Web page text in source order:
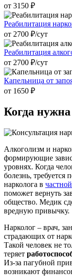
от 3150 ₽
Реабилитация
от 2700 ₽/cут
Реабилитация
от 2700 ₽/cут
Капельница от
от 1650 ₽
Когда нужна
Алкоголизм и
формирующие
уровнях. Когда
болезнь, требуется
нарколога в
поможет вернуть
общество. Медик
вредную привычку.
Нарколог – врач,
страдающих от
Такой человек не
теряет
Из-за пагубной
возникают